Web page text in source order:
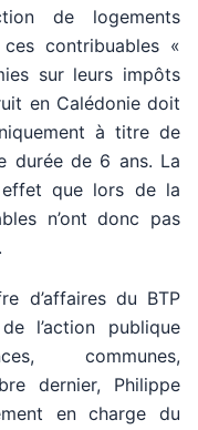
de logements
contribuables «
sur leurs impôts
en Calédonie doit
à titre de
durée de 6 ans. La
effet que lors de la
n’ont donc pas
d’affaires du BTP
l’action publique
communes,
dernier, Philippe
en charge du